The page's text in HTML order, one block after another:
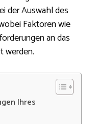
der Auswahl des
Faktoren wie
an das
werden.
Ihres